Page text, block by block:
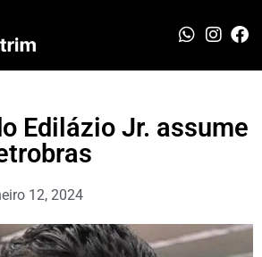
Edilázio Jr. assume
12, 2024